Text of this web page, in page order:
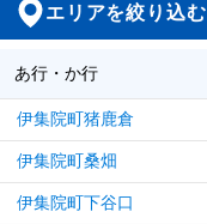
エリアを絞り込む
あ行・か行
伊集院町猪鹿倉
伊集院町桑畑
伊集院町下谷口